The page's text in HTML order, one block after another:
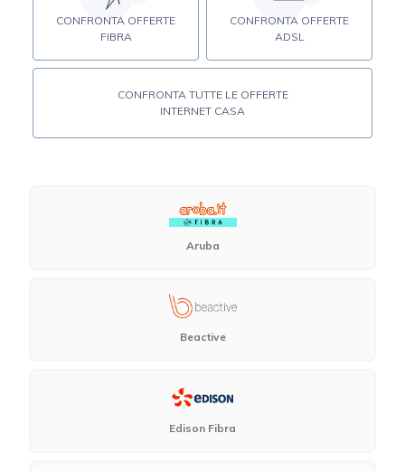
CONFRONTA OFFERTE
FIBRA
CONFRONTA OFFERTE
ADSL
CONFRONTA TUTTE LE OFFERTE
INTERNET CASA
Aruba
Beactive
Edison Fibra